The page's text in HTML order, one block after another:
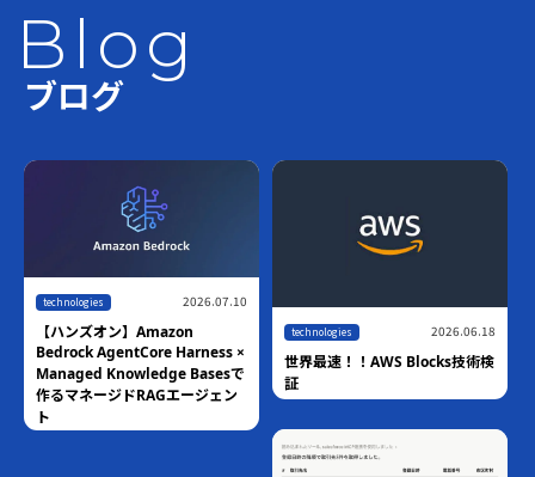
Blog
ブログ
technologies 2026.07.10
【ハンズオン】Amazon
Bedrock AgentCore Harness ×
Managed Knowledge Basesで
作るマネージドRAGエージェン
ト
technologies 2026.06.18
世界最速！！AWS Blocks技術検
証